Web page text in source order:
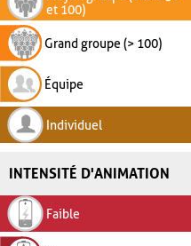
et 100)
Grand groupe (> 100)
Équipe
Individuel
INTENSITÉ D'ANIMATION
Faible